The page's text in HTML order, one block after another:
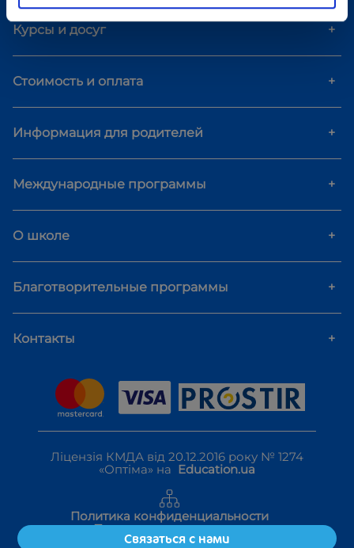
Курсы и досуг +
Стоимость и оплата +
Информация для родителей +
Международные программы +
О школе +
Благотворительные программы +
Контакты +
Ліцензія КМДА від 20.12.2016 року № 1274
«Оптіма» на Education.ua
Политика конфиденциальности
Правила использования
Связаться с нами